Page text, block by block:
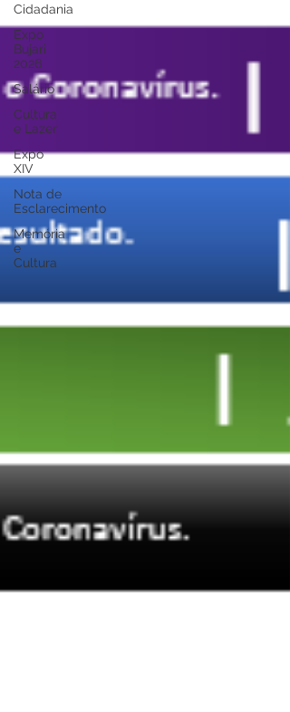
Cidadania
Expo
Bujari
2026
Salário
Cultura
e Lazer
Expo
XIV
Nota de
Esclarecimento
Memória
e
Cultura